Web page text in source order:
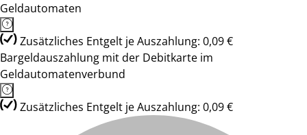
Geldautomaten
Zusätzliches Entgelt je Auszahlung: 0,09 €
Bargeldauszahlung mit der Debitkarte im
Geldautomatenverbund
Zusätzliches Entgelt je Auszahlung: 0,09 €